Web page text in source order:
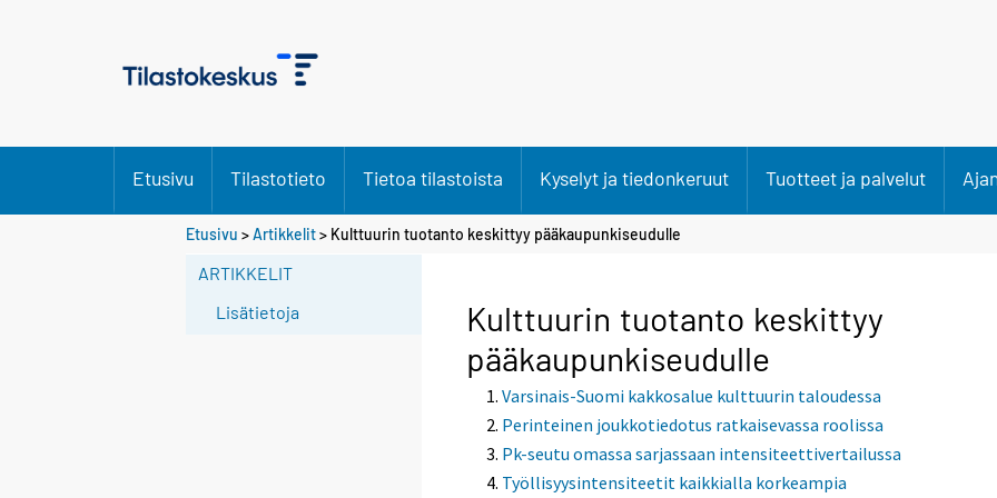
Etusivu Tilastotieto Tietoa tilastoista Kyselyt ja tiedonkeruut Tuotteet ja palvelut
Etusivu >Artikkelit> Kulttuurin tuotanto keskittyy pääkaupunkiseudulle
ARTIKKELIT
Lisätietoja
Kulttuurin tuotanto keskittyy
pääkaupunkiseudulle
Varsinais-Suomi kakkosalue kulttuurin taloudessa
Perinteinen joukkotiedotus ratkaisevassa roolissa
Pk-seutu omassa sarjassaan intensiteettivertailussa
Työllisyysintensiteetit kaikkialla korkeampia